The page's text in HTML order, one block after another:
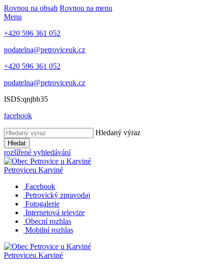
Rovnou na obsah Rovnou na menu
Menu
+420 596 361 052
podatelna@petroviceuk.cz
+420 596 361 052
podatelna@petroviceuk.cz
ISDS:qnjbb35
facebook
Hledaný výraz
Hledat
rozšířené vyhledávání
Petroviceu Karviné
Facebook
Petrovický zpravodaj
Fotogalerie
Internetová televize
Obecní rozhlas
Mobilní rozhlas
Petroviceu Karviné